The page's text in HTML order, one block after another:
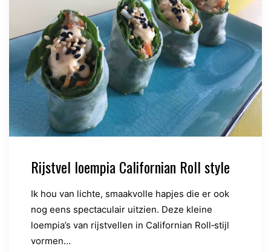
Rijstvel loempia Californian Roll style
Ik hou van lichte, smaakvolle hapjes die er ook
nog eens spectaculair uitzien. Deze kleine
loempia’s van rijstvellen in Californian Roll‑stijl
vormen…